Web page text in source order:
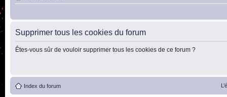
Supprimer tous les cookies du forum
Êtes-vous sûr de vouloir supprimer tous les cookies de ce forum ?
Index du forum